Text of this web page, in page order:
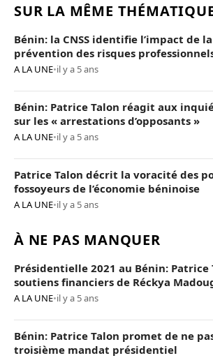
SUR LA MÊME
Bénin: la CNSS identifie l’impact de
prévention des risques
A LA UNE•il y a 5 ans
Bénin: Patrice Talon réagit aux
sur les « arrestations d’opposants »
A LA UNE•il y a 5 ans
Patrice Talon décrit la voracité des
fossoyeurs de l’économie béninoise
A LA UNE•il y a 5 ans
À NE PAS MANQUER
Présidentielle 2021 au Bénin: Patrice
soutiens financiers de Réckya
A LA UNE•il y a 5 ans
Bénin: Patrice Talon promet de ne
troisième mandat présidentiel